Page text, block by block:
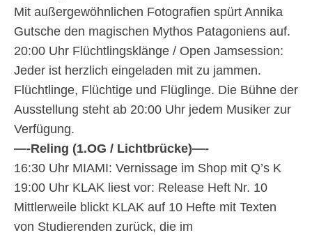
Mit außergewöhnlichen Fotografien spürt Annika
Gutsche den magischen Mythos Patagoniens auf.
20:00 Uhr Flüchtlingsklänge / Open Jamsession:
Jeder ist herzlich eingeladen mit zu jammen.
Flüchtlinge, Flüchtige und Flüglinge. Die Bühne der
Ausstellung steht ab 20:00 Uhr jedem Musiker zur
Verfügung.
—-Reling (1.OG / Lichtbrücke)—-
16:30 Uhr MIAMI: Vernissage im Shop mit Q’s K
19:00 Uhr KLAK liest vor: Release Heft Nr. 10
Mittlerweile blickt KLAK auf 10 Hefte mit Texten
von Studierenden zurück, die im